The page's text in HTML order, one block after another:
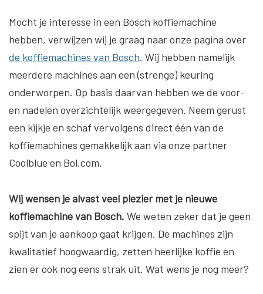
Mocht je interesse in een Bosch koffiemachine
hebben, verwijzen wij je graag naar onze pagina over
de koffiemachines van Bosch. Wij hebben namelijk
meerdere machines aan een (strenge) keuring
onderworpen. Op basis daarvan hebben we de voor-
en nadelen overzichtelijk weergegeven. Neem gerust
een kijkje en schaf vervolgens direct één van de
koffiemachines gemakkelijk aan via onze partner
Coolblue en Bol.com.
Wij wensen je alvast veel plezier met je nieuwe
koffiemachine van Bosch. We weten zeker dat je geen
spijt van je aankoop gaat krijgen. De machines zijn
kwalitatief hoogwaardig, zetten heerlijke koffie en
zien er ook nog eens strak uit. Wat wens je nog meer?